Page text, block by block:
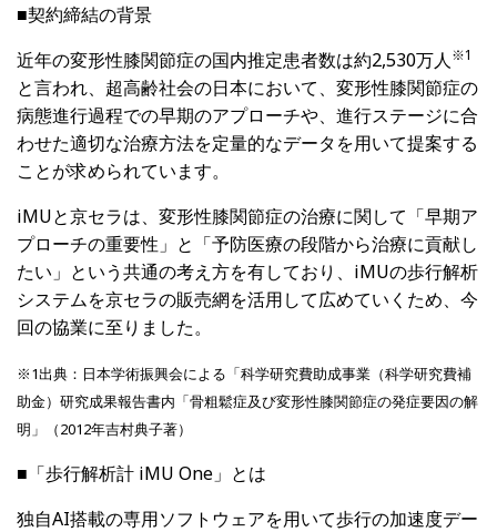
■契約締結の背景
近年の変形性膝関節症の国内推定患者数は約2,530万人※1
と言われ、超高齢社会の日本において、変形性膝関節症の
病態進行過程での早期のアプローチや、進行ステージに合
わせた適切な治療方法を定量的なデータを用いて提案する
ことが求められています。
iMUと京セラは、変形性膝関節症の治療に関して「早期ア
プローチの重要性」と「予防医療の段階から治療に貢献し
たい」という共通の考え方を有しており、iMUの歩行解析
システムを京セラの販売網を活用して広めていくため、今
回の協業に至りました。
※1出典：日本学術振興会による「科学研究費助成事業（科学研究費補
助金）研究成果報告書内「骨粗鬆症及び変形性膝関節症の発症要因の解
明」（2012年吉村典子著）
■「歩行解析計 iMU One 」とは
独自AI搭載の専用ソフトウェアを用いて歩行の加速度デー